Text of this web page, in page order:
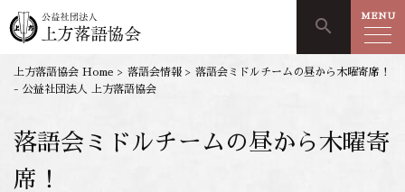
search MENU
上方落語協会 Home > 落語会情報 > 落語会ミドルチームの昼から木曜寄席！
- 公益社団法人 上方落語協会
落語会ミドルチームの昼から木曜寄
席！